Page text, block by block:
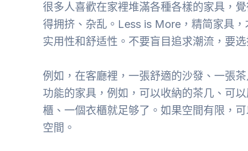
很多人喜歡在家裡堆滿各種各樣的家具，
得拥挤、杂乱。Less is More，精简家具
实用性和舒适性。不要盲目追求潮流，要
例如，在客廳裡，一張舒適的沙發、一張
功能的家具，例如，可以收納的茶几、可
櫃、一個衣櫃就足够了。如果空間有限，
空間。